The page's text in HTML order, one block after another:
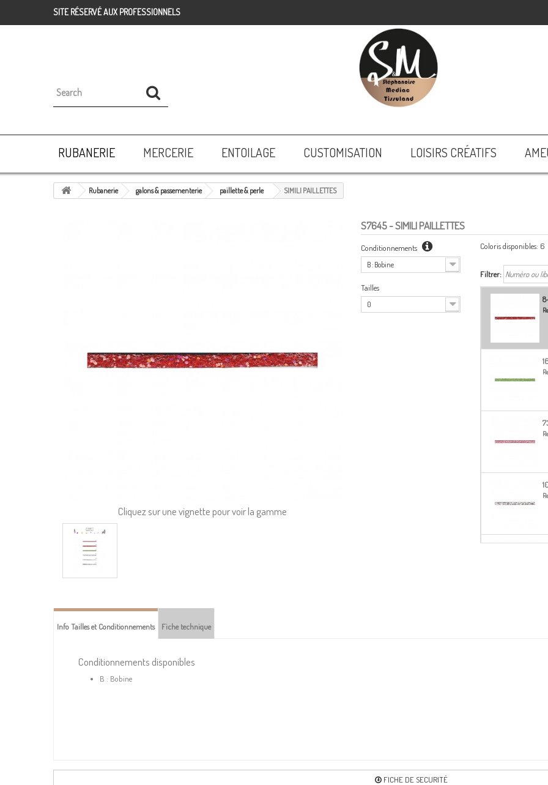
SITE RÉSERVÉ AUX PROFESSIONNELS
RUBANERIE MERCERIE ENTOILAGE CUSTOMISATION LOISIRS CRÉATIFS
Rubanerie galons & passementerie paillette & perle SIMILI PAILLETTES
Cliquez sur une vignette pour voir la gamme
S7645- SIMILI PAILLETTES
Conditionnements
B : Bobine
Tailles
0
Coloris disponibles: 6
Filtrer:
Info Tailles et Conditionnements Fiche technique
Conditionnements disponibles
B : Bobine
FICHE DE SECURITÉ